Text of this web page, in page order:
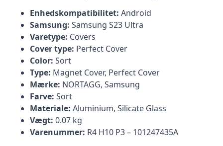
Enhedskompatibilitet: Android
Samsung: Samsung S23 Ultra
Varetype: Covers
Cover type: Perfect Cover
Color: Sort
Type: Magnet Cover, Perfect Cover
Mærke: NORTAGG, Samsung
Farve: Sort
Materiale: Aluminium, Silicate Glass
Vægt: 0.07 kg
Varenummer: R4 H10 P3 – 101247435A